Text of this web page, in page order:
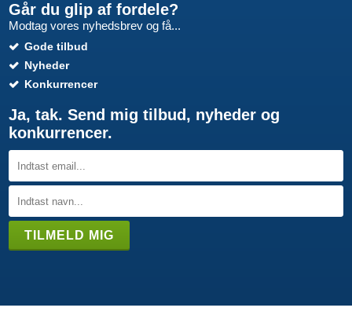
Går du glip af fordele?
Modtag vores nyhedsbrev og få...
Gode tilbud
Nyheder
Konkurrencer
Ja, tak. Send mig tilbud, nyheder og
konkurrencer.